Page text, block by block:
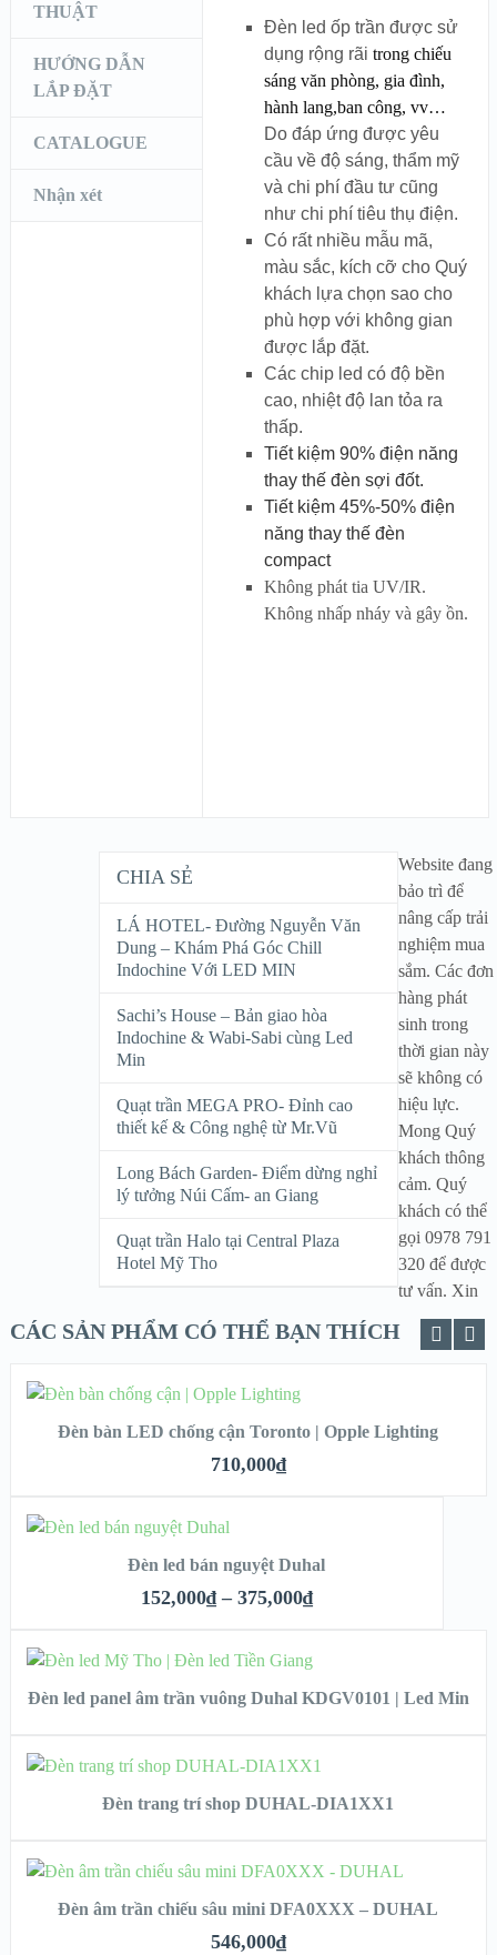
THUẬT
HƯỚNG DẪN
LẮP ĐẶT
CATALOGUE
Nhận xét
Đèn led ốp trần được sử
dụng rộng rãitrong chiếu
sáng văn phòng, gia đình,
hành lang,ban công, vv…
Do đáp ứng được yêu
cầu về độ sáng, thẩm mỹ
và chi phí đầu tư cũng
như chi phí tiêu thụ điện.
Có rất nhiều mẫu mã,
màu sắc, kích cỡ cho Quý
khách lựa chọn sao cho
phù hợp với không gian
được lắp đặt.
Các chip led có độ bền
cao, nhiệt độ lan tỏa ra
thấp.
Tiết kiệm 90% điện năng
thay thế đèn sợi đốt.
Tiết kiệm 45%-50% điện
năng thay thế đèn
compact
Không phát tia UV/IR.
Không nhấp nháy và gây ồn.
CHIA SẺ
LÁ HOTEL- Đường Nguyễn Văn
Dung – Khám Phá Góc Chill
Indochine Với LED MIN
Sachi’s House – Bản giao hòa
Indochine & Wabi-Sabi cùng Led
Min
Quạt trần MEGA PRO- Đỉnh cao
thiết kế & Công nghệ từ Mr.Vũ
Long Bách Garden- Điểm dừng nghỉ
lý tưởng Núi Cấm- an Giang
Quạt trần Halo tại Central Plaza
Hotel Mỹ Tho
CÁC SẢN PHẨM CÓ THỂ BẠN THÍCH
XEM NHANH
ADD TO CART
Đèn bàn LED chống cận Toronto | Opple Lighting
710,000₫
XEM NHANH
SELECT OPTIONS
Đèn led bán nguyệt Duhal
152,000₫ – 375,000₫
READ MORE
Đèn led panel âm trần vuông Duhal KDGV0101 | Led Min
READ MORE
Đèn trang trí shop DUHAL-DIA1XX1
XEM NHANH
ADD TO CART
Đèn âm trần chiếu sâu mini DFA0XXX – DUHAL
546,000₫
Website đang
bảo trì để
nâng cấp trải
nghiệm mua
sắm. Các đơn
hàng phát
sinh trong
thời gian này
sẽ không có
hiệu lực.
Mong Quý
khách thông
cảm. Quý
khách có thể
gọi 0978 791
320 để được
tư vấn. Xin